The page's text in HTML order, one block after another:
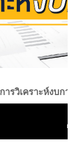
ารวิเคราะห์งบกา
ผู้